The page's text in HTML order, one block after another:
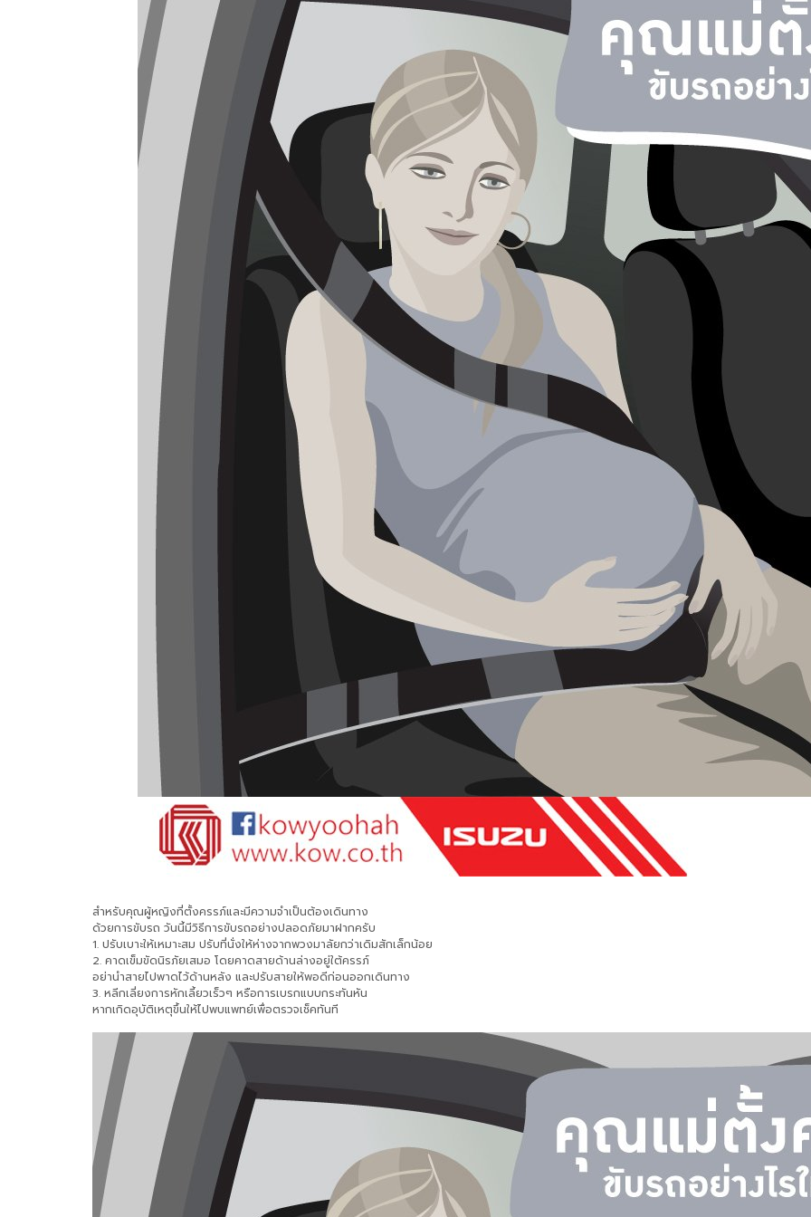
สำหรับคุณผู้หญิงที่ตั้งครรภ์และมีความจำเป็นต้องเดินทาง
ด้วยการขับรถ วันนี้มีวิธีการขับรถอย่างปลอดภัยมาฝากครับ
1. ปรับเบาะให้เหมาะสม ปรับที่นั่งให้ห่างจากพวงมาลัยกว่าเดิมสักเล็กน้อย
2. คาดเข็มขัดนิรภัยเสมอ โดยคาดสายด้านล่างอยู่ใต้ครรภ์
อย่านำสายไปพาดไว้ด้านหลัง และปรับสายให้พอดีก่อนออกเดินทาง
3. หลีกเลี่ยงการหักเลี้ยวเร็วๆ หรือการเบรกแบบกระทันหัน
หากเกิดอุบัติเหตุขึ้นให้ไปพบแพทย์เพื่อตรวจเช็คทันที